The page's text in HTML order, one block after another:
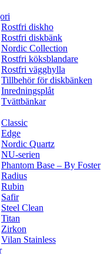
Rostfri diskho
Rostfri diskbänk
Nordic Collection
Rostfri köksblandare
Rostfri vägghylla
Tillbehör för diskbänken
Inredningsplåt
Tvättbänkar
Classic
Edge
Nordic Quartz
NU-serien
Phantom Base – By Foster
Radius
Rubin
Safir
Steel Clean
Titan
Zirkon
Vilan Stainless